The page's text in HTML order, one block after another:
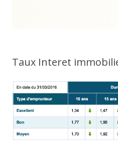
Taux Interet